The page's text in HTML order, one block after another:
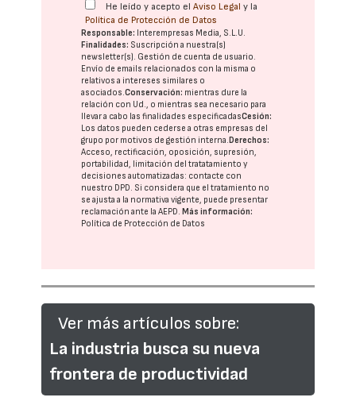
He leído y acepto elAviso Legal y la
Política de Protección de Datos
Responsable: Interempresas Media, S.L.U.
Finalidades: Suscripción a nuestra(s)
newsletter(s). Gestión de cuenta de usuario.
Envío de emails relacionados con la misma o
relativos a intereses similares o
asociados.Conservación: mientras dure la
relación con Ud., o mientras sea necesario para
llevar a cabo las finalidades especificadasCesión:
Los datos pueden cederse a otras empresas del
grupo por motivos de gestión interna. Derechos:
Acceso, rectificación, oposición, supresión,
portabilidad, limitación del tratatamiento y
decisiones automatizadas: contacte con
nuestro DPD. Si considera que el tratamiento no
se ajusta a la normativa vigente, puede presentar
reclamación ante laAEPD. Más información:
Política de Protección de Datos
Ver más artículos sobre:
La industria busca su nueva
frontera de productividad